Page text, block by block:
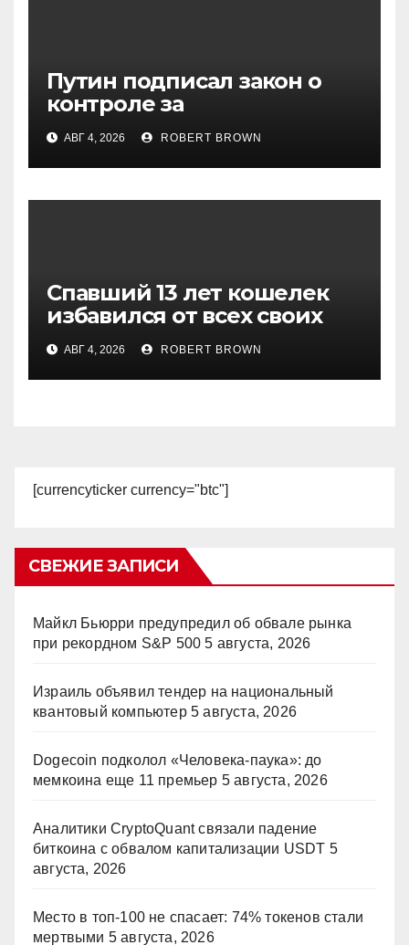
Путин подписал закон о
контроле за
криптовалютами в России
АВГ 4, 2026 ROBERT BROWN
Спавший 13 лет кошелек
избавился от всех своих
биткоинов
АВГ 4, 2026 ROBERT BROWN
[currencyticker currency="btc"]
СВЕЖИЕ ЗАПИСИ
Майкл Бьюрри предупредил об обвале рынка
при рекордном S&P 500 5 августа, 2026
Израиль объявил тендер на национальный
квантовый компьютер 5 августа, 2026
Dogecoin подколол «Человека-паука»: до
мемкоина еще 11 премьер 5 августа, 2026
Аналитики CryptoQuant связали падение
биткоина с обвалом капитализации USDT 5
августа, 2026
Место в топ-100 не спасает: 74% токенов стали
мертвыми 5 августа, 2026